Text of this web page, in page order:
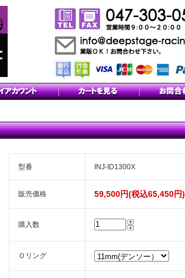
型番 INJ-ID1300X
販売価格 59,500円(税込65,450円)
購入数
Ｏリング